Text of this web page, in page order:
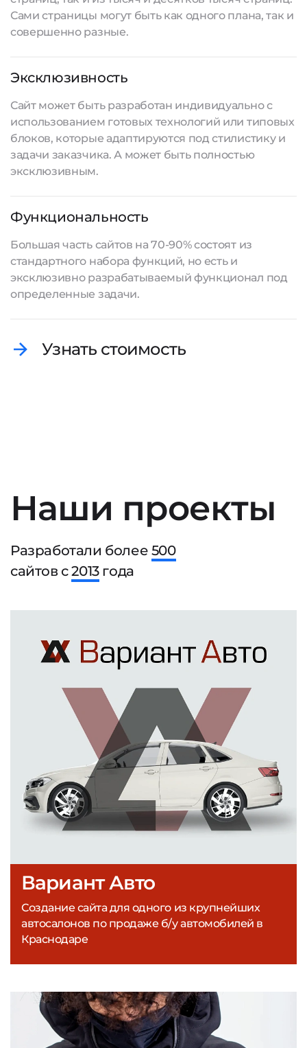
Сами страницы могут быть как одного плана, так и
совершенно разные.
Эксклюзивность
Сайт может быть разработан индивидуально с
использованием готовых технологий или типовых
блоков, которые адаптируются под стилистику и
задачи заказчика. А может быть полностью
эксклюзивным.
Функциональность
Большая часть сайтов на 70-90% состоят из
стандартного набора функций, но есть и
эксклюзивно разрабатываемый функционал под
определенные задачи.
Узнать стоимость
Наши проекты
Разработали более 500
сайтов с2013года
Вариант Авто
Создание сайта для одного из крупнейших
автосалонов по продаже б/у автомобилей в
Краснодаре